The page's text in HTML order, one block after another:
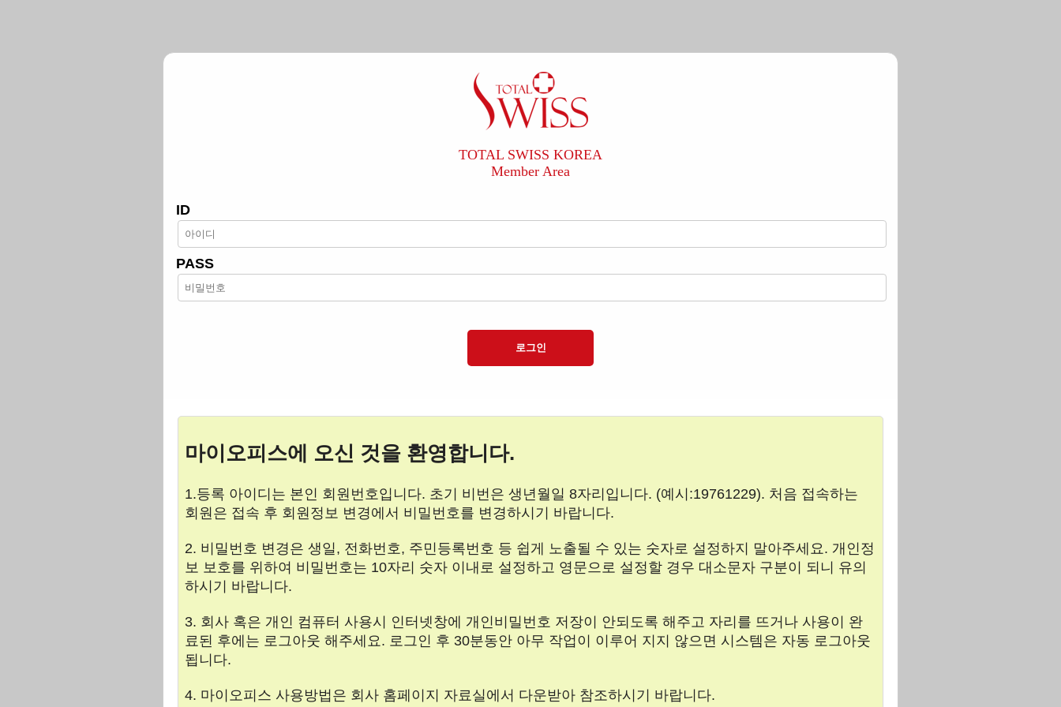
TOTAL SWISS KOREA
Member Area
ID
PASS
로그인
마이오피스에 오신 것을 환영합니다.
1.등록 아이디는 본인 회원번호입니다. 초기 비번은 생년월일 8자리입니다. (예시:19761229). 처음 접속하는
회원은 접속 후 회원정보 변경에서 비밀번호를 변경하시기 바랍니다.
2. 비밀번호 변경은 생일, 전화번호, 주민등록번호 등 쉽게 노출될 수 있는 숫자로 설정하지 말아주세요. 개인정
보 보호를 위하여 비밀번호는 10자리 숫자 이내로 설정하고 영문으로 설정할 경우 대소문자 구분이 되니 유의
하시기 바랍니다.
3. 회사 혹은 개인 컴퓨터 사용시 인터넷창에 개인비밀번호 저장이 안되도록 해주고 자리를 뜨거나 사용이 완
료된 후에는 로그아웃 해주세요. 로그인 후 30분동안 아무 작업이 이루어 지지 않으면 시스템은 자동 로그아웃
됩니다.
4. 마이오피스 사용방법은 회사 홈페이지 자료실에서 다운받아 참조하시기 바랍니다.